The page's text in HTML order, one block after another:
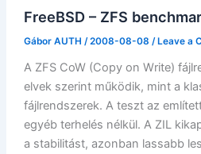
FreeBSD – ZFS
Gábor AUTH /2008-08-08 /Leave a
A ZFS CoW (Copy on Write)
elvek szerint működik, mint a
fájlrendszerek. A teszt az
egyéb terhelés nélkül. A ZIL
a stabilitást, azonban lassabb